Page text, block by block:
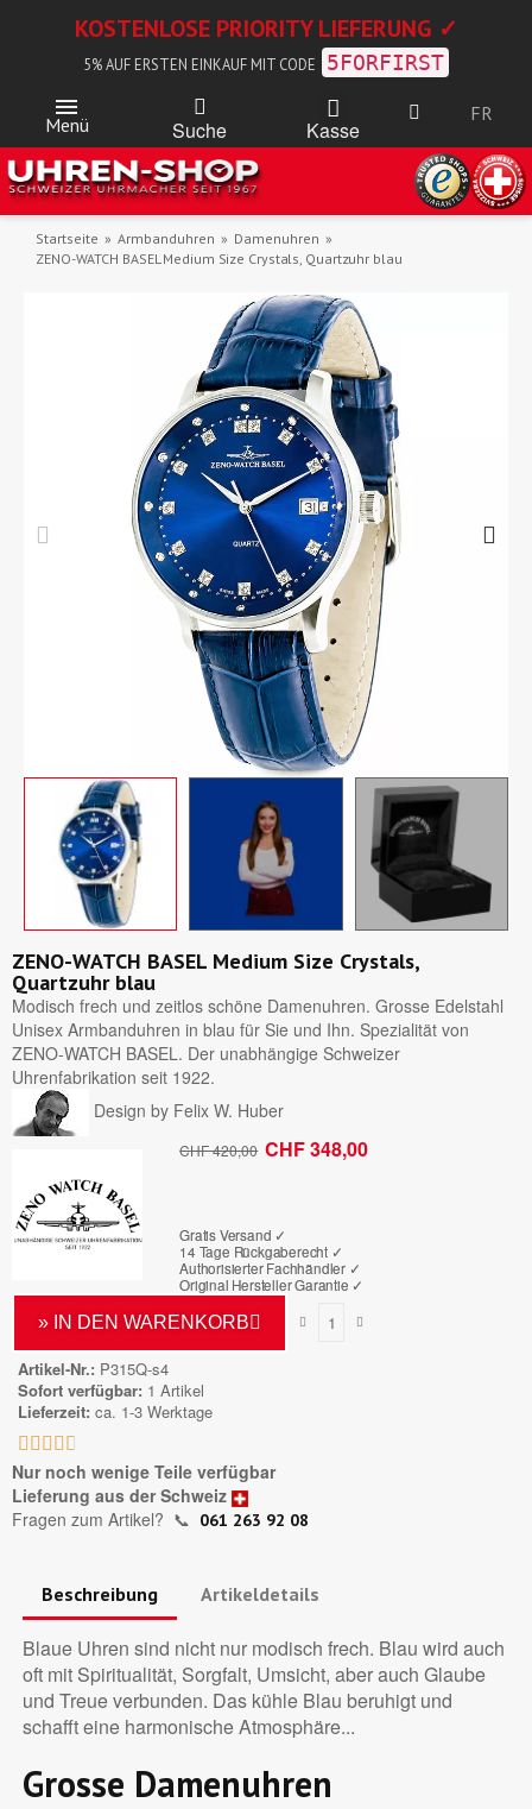
KOSTENLOSE PRIORITY LIEFERUNG ✓
5% AUF ERSTEN EINKAUF MIT CODE 5FORFIRST
Menü Suche Kasse
FR
Startseite Armbanduhren
Damenuhren
ZENO-WATCH BASEL Medium Size Crystals, Quartzuhr blau
ZENO-WATCH BASEL Medium Size Crystals,
Quartzuhr blau
Modisch frech und zeitlos schöne Damenuhren. Grosse Edelstahl
Unisex Armbanduhren in blau für Sie und Ihn. Spezialität von
ZENO-WATCH BASEL. Der unabhängige Schweizer
Uhrenfabrikation seit 1922.
Design by Felix W. Huber
CHF 420,00 CHF 348,00
Gratis Versand ✓
14 Tage Rückgaberecht ✓
Authorisierter Fachhändler ✓
Original Hersteller Garantie ✓
» IN DEN WARENKORB
Artikel-Nr. P315Q-s4
Sofort verfügbar 1 Artikel
Lieferzeit ca. 1-3 Werktage
    
Nur noch wenige Teile verfügbar
Lieferung aus der Schweiz
Fragen zum Artikel? 📞 061 263 92 08
Beschreibung Artikeldetails
Blaue Uhren sind nicht nur modisch frech. Blau wird auch
oft mit Spiritualität, Sorgfalt, Umsicht, aber auch Glaube
und Treue verbunden. Das kühle Blau beruhigt und
schafft eine harmonische Atmosphäre...
Grosse Damenuhren